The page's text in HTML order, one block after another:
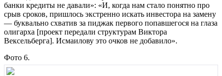
банки кредиты не давали»: «И, когда нам стало понятно про
срыв сроков, пришлось экстренно искать инвестора на замену
— буквально схватив за пиджак первого попавшегося на глаза
олигарха [проект передали структурам Виктора
Вексельберга]. Исмаилову это очков не добавило».
Фото 6.